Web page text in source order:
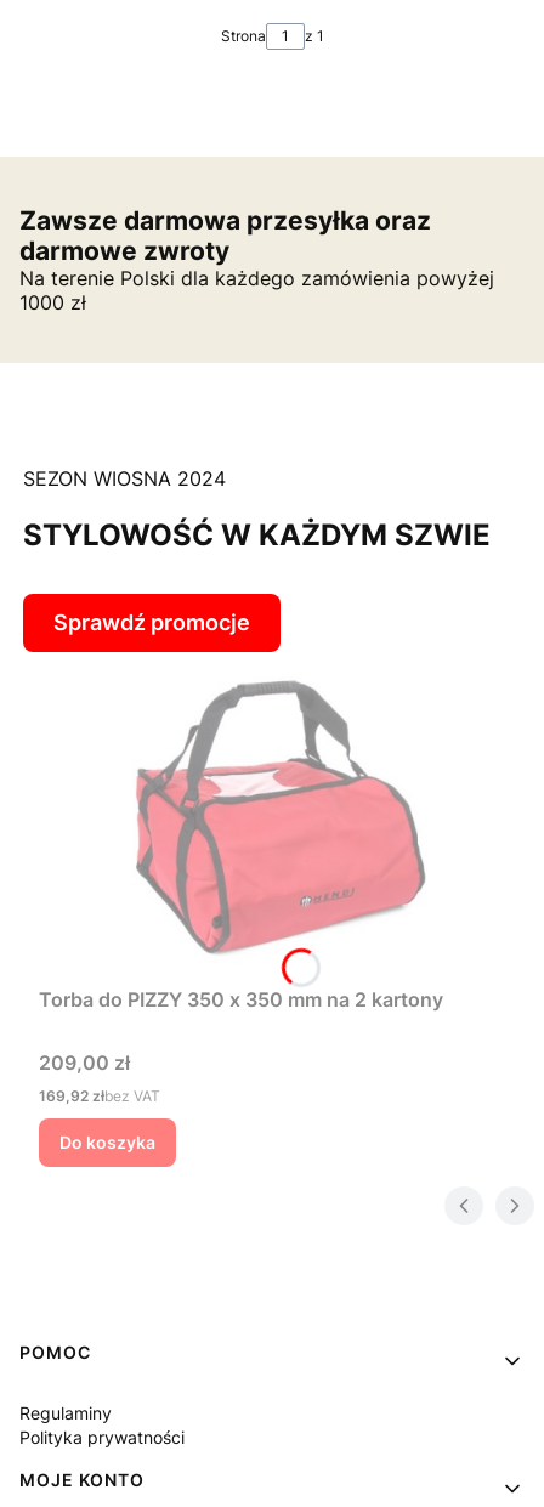
Strona z 1
Zawsze darmowa przesyłka oraz
darmowe zwroty
Na terenie Polski dla każdego zamówienia powyżej
1000 zł
SEZON WIOSNA 2024
STYLOWOŚĆ W KAŻDYM SZWIE
Sprawdź promocje
Torba do PIZZY 350 x 350 mm na 2 kartony
Cena
209,00 zł
Cena
169,92 złbez VAT
Do koszyka
Linki w stopce
POMOC
Regulaminy
Polityka prywatności
MOJE KONTO